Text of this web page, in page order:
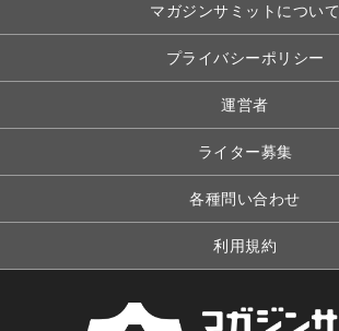
マガジンサミットについて
プライバシーポリシー
運営者
ライター募集
各種問い合わせ
利用規約